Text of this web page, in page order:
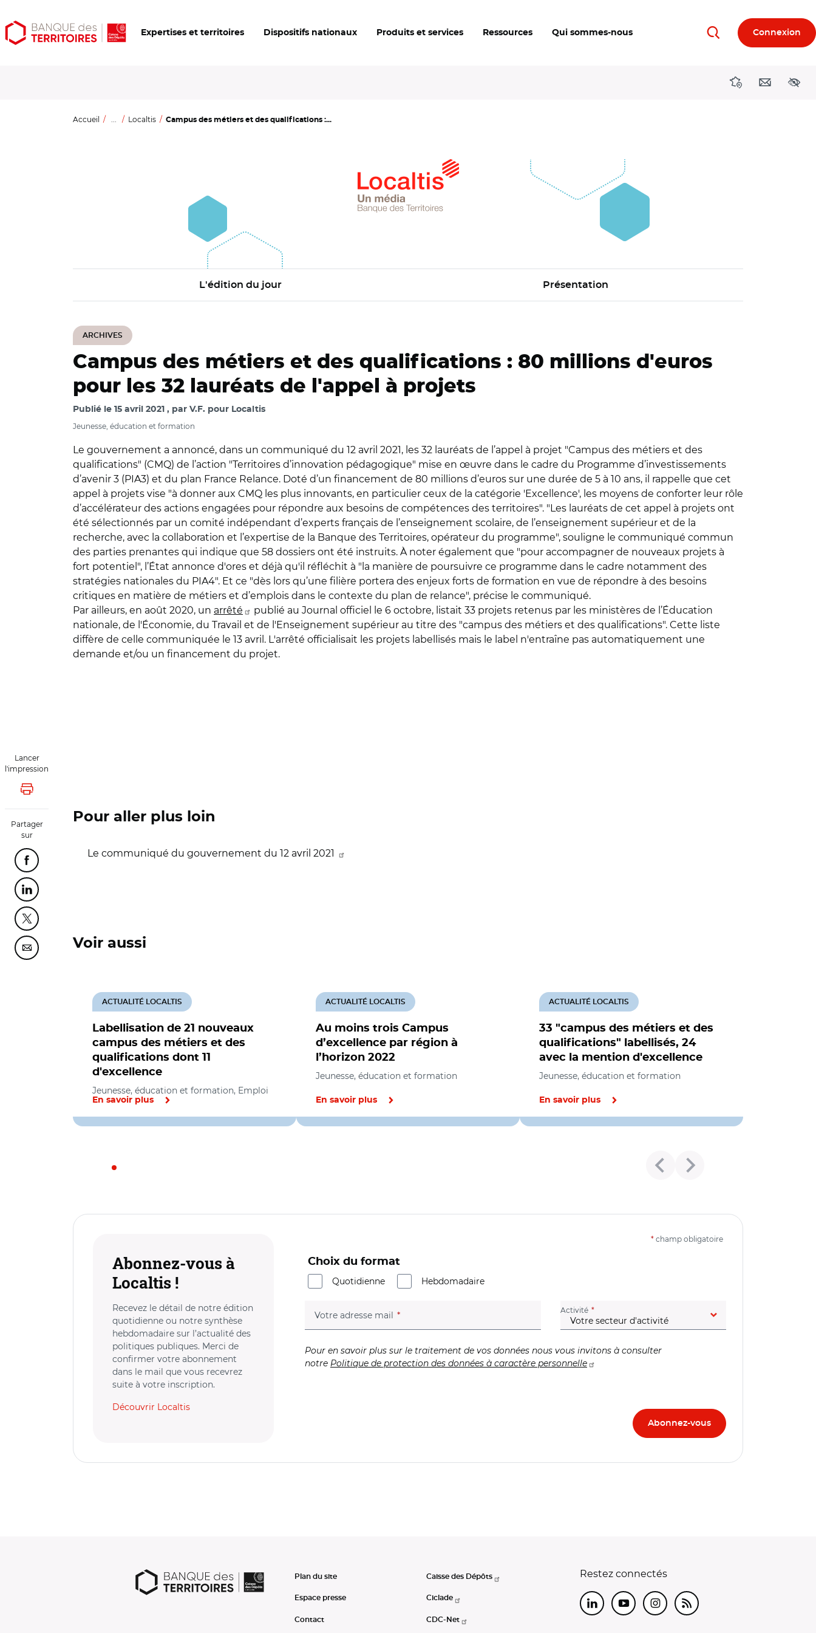
Aller
au
Aller
au
Ouvrir
les
Expertises et territoires Dispositifs nationaux Produits et services Ressources Qui sommes-nous RechercherConnexion
DirectionsContact
Accueil ... Localtis Campus des métiers et des qualifications :...
L'édition du jour Présentation
ARCHIVES
Lancer
l'impression
Lancer l'impression
Partager
sur
Partager cette page sur Facebook
Partager cette page sur Linkedin
Partager cette page sur Twitter
Partager cette page sur Courriel
Campus des métiers et des qualifications : 80 millions d'euros
pour les 32 lauréats de l'appel à projets
Publié le 15 avril 2021 par V.F. pour Localtis
Jeunesse, éducation et formation
Le gouvernement a annoncé, dans un communiqué du 12 avril 2021, les 32 lauréats de l’appel à projet "Campus des métiers et des
qualifications" (CMQ) de l’action "Territoires d’innovation pédagogique" mise en œuvre dans le cadre du Programme d’investissements
d’avenir 3 (PIA3) et du plan France Relance. Doté d’un financement de 80 millions d’euros sur une durée de 5 à 10 ans, il rappelle que cet
appel à projets vise "à donner aux CMQ les plus innovants, en particulier ceux de la catégorie 'Excellence', les moyens de conforter leur rôle
d’accélérateur des actions engagées pour répondre aux besoins de compétences des territoires". "Les lauréats de cet appel à projets ont
été sélectionnés par un comité indépendant d’experts français de l’enseignement scolaire, de l’enseignement supérieur et de la
recherche, avec la collaboration et l’expertise de la Banque des Territoires, opérateur du programme", souligne le communiqué commun
des parties prenantes qui indique que 58 dossiers ont été instruits. À noter également que "pour accompagner de nouveaux projets à
fort potentiel", l’État annonce d'ores et déjà qu'il réfléchit à "la manière de poursuivre ce programme dans le cadre notamment des
stratégies nationales du PIA4". Et ce "dès lors qu’une filière portera des enjeux forts de formation en vue de répondre à des besoins
critiques en matière de métiers et d’emplois dans le contexte du plan de relance", précise le communiqué.
Par ailleurs, en août 2020, un arrêté
publié au Journal officiel le 6 octobre, listait 33 projets retenus par les ministères de l’Éducation
nationale, de l'Économie, du Travail et de l'Enseignement supérieur au titre des "campus des métiers et des qualifications". Cette liste
diffère de celle communiquée le 13 avril. L'arrêté officialisait les projets labellisés mais le label n'entraîne pas automatiquement une
demande et/ou un financement du projet.
Pour aller plus loin
Le communiqué du gouvernement du 12 avril 2021
Voir aussi
Labellisation de 21 nouveaux
campus des métiers et des
qualifications dont 11
d'excellence
ACTUALITÉ LOCALTIS
Jeunesse, éducation et formation, Emploi
En savoir plus
Au moins trois Campus
d’excellence par région à
l’horizon 2022
ACTUALITÉ LOCALTIS
Jeunesse, éducation et formation
En savoir plus
33 "campus des métiers et des
qualifications" labellisés, 24
avec la mention d'excellence
ACTUALITÉ LOCALTIS
Jeunesse, éducation et formation
En savoir plus
Abonnez-vous à
Localtis !
Recevez le détail de notre édition
quotidienne ou notre synthèse
hebdomadaire sur l’actualité des
politiques publiques. Merci de
confirmer votre abonnement
dans le mail que vous recevrez
suite à votre inscription.
Découvrir Localtis
* champ obligatoire
Choix du format
Quotidienne
Hebdomadaire
Votre adresse mail (champ obligatoire) Activité (champ obligatoire)
Pour en savoir plus sur le traitement de vos données nous vous invitons à consulter
notre Politique de protection des données à caractère personnelle
Plan du site
Espace presse
Contact
Caisse des Dépôts
Ciclade
CDC-Net
Restez connectés
LinkedInYoutubeInstagram
RSS